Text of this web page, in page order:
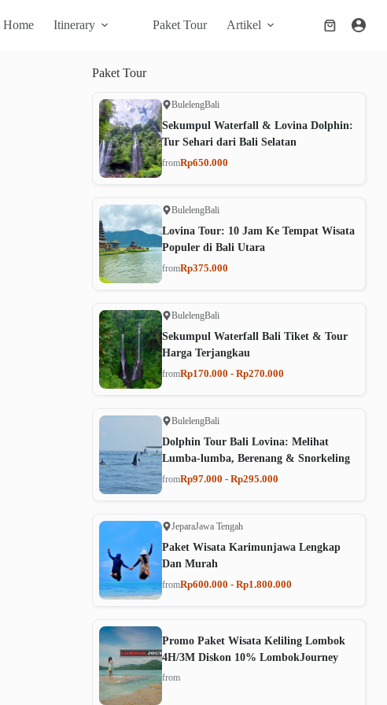
Home Itinerary Paket Tour Artikel
Shopping
Paket Tour
BulelengBali
Sekumpul Waterfall & Lovina Dolphin:
Tur Sehari dari Bali Selatan
fromRp650.000
BulelengBali
Lovina Tour: 10 Jam Ke Tempat Wisata
Populer di Bali Utara
fromRp375.000
BulelengBali
Sekumpul Waterfall Bali Tiket & Tour
Harga Terjangkau
fromRp170.000 - Rp270.000
BulelengBali
Dolphin Tour Bali Lovina: Melihat
Lumba-lumba, Berenang & Snorkeling
fromRp97.000 - Rp295.000
JeparaJawa Tengah
Paket Wisata Karimunjawa Lengkap
Dan Murah
fromRp600.000 - Rp1.800.000
Promo Paket Wisata Keliling Lombok
4H/3M Diskon 10% LombokJourney
from